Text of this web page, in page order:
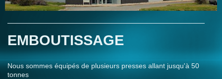
EMBOUTISSAGE
Nous sommes équipés de plusieurs presses allant jusqu'à 50
tonnes